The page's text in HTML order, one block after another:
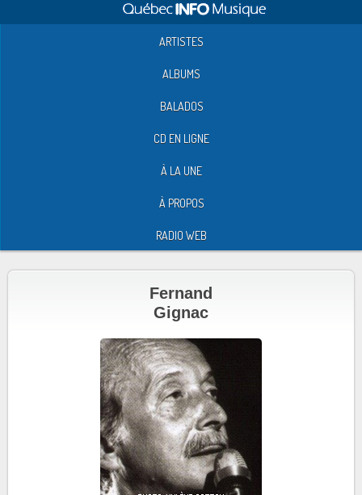
ARTISTES
ALBUMS
BALADOS
CD EN LIGNE
À LA UNE
À PROPOS
RADIO WEB
Fernand
Gignac